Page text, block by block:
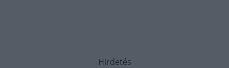
Hirdetés